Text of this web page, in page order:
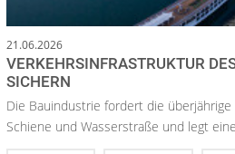
21.06.2026
VERKEHRSINFRASTRUKTUR
SICHERN
Die Bauindustrie fordert die überjährige
Schiene und Wasserstraße und legt